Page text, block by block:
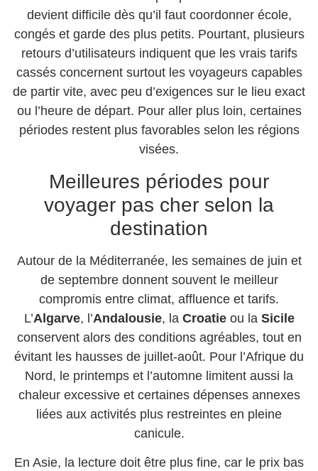
devient difficile dès qu’il faut coordonner école,
congés et garde des plus petits. Pourtant, plusieurs
retours d’utilisateurs indiquent que les vrais tarifs
cassés concernent surtout les voyageurs capables
de partir vite, avec peu d’exigences sur le lieu exact
ou l’heure de départ. Pour aller plus loin, certaines
périodes restent plus favorables selon les régions
visées.
Meilleures périodes pour
voyager pas cher selon la
destination
Autour de la Méditerranée, les semaines de juin et
de septembre donnent souvent le meilleur
compromis entre climat, affluence et tarifs.
L’Algarve, l’Andalousie, la Croatieou la Sicile
conservent alors des conditions agréables, tout en
évitant les hausses de juillet-août. Pour l’Afrique du
Nord, le printemps et l’automne limitent aussi la
chaleur excessive et certaines dépenses annexes
liées aux activités plus restreintes en pleine
canicule.
En Asie, la lecture doit être plus fine, car le prix bas